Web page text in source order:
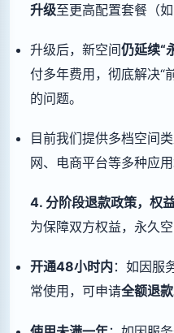
升级至更高配置套餐（
升级后，新空间仍延续“
付多年费用，彻底解决“
的问题。
目前我们提供多档空间
网、电商平台等多种应用
4. 分阶段退款政策，权
为保障双方权益，永久
开通48小时内：如因服
常使用，可申请全额退款